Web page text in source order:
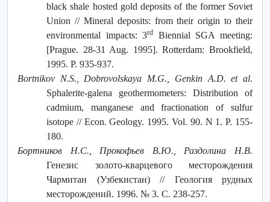
black shale hosted gold deposits of the former Soviet
Union // Mineral deposits: from their origin to their
environmental impacts: 3rd
Biennial SGA meeting:
[Prague. 28-31 Aug. 1995]. Rotterdam: Brookfield,
1995. P. 935-937.
Bortnikov N.S., Dobrovolskaya M.G., Genkin A.D. et al.
Sphalerite-galena geothermometers: Distribution of
cadmium, manganese and fractionation of sulfur
isotope // Econ. Geology. 1995. Vol. 90. N 1. P. 155-
180.
Бортников Н.С., Прокофьев В.Ю., Раздолина Н.В.
Генезис золото-кварцевого месторождения
Чармитан (Узбекистан) // Геология рудных
месторождений. 1996. № 3. C. 238-257.